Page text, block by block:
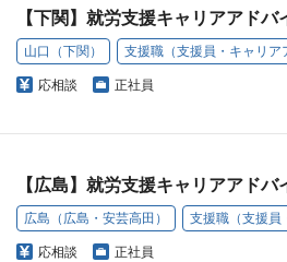
【下関】就労支援キャリアアドバ
山口（下関） 支援職（支援員・キャリア
応相談 正社員
【広島】就労支援キャリアアドバ
広島（広島・安芸高田） 支援職（支援員
応相談 正社員